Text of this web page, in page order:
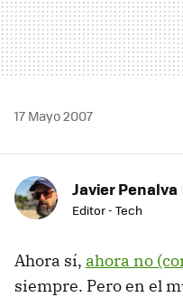
17 Mayo 2007
Javier Penalva
Editor - Tech
Ahora sí, ahora no
siempre. Pero en el